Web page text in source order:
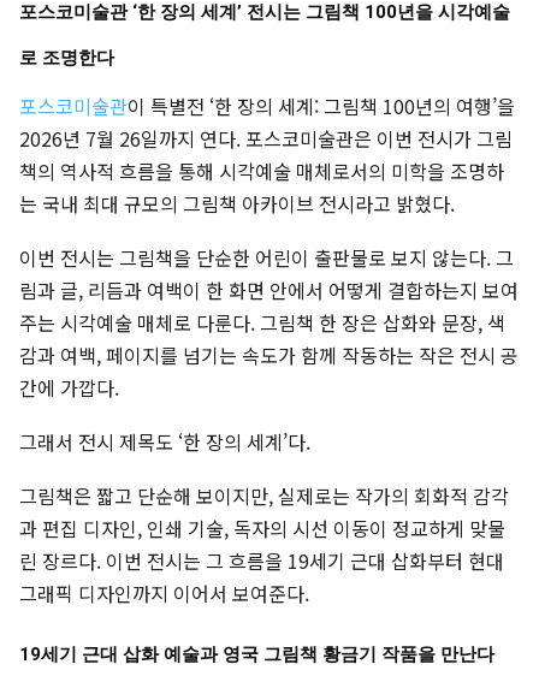
포스코미술관 ‘한 장의 세계’ 전시는 그림책 100년을 시각예술
로 조명한다
포스코미술관이 특별전 ‘한 장의 세계: 그림책 100년의 여행’을
2026년 7월 26일까지 연다. 포스코미술관은 이번 전시가 그림
책의 역사적 흐름을 통해 시각예술 매체로서의 미학을 조명하
는 국내 최대 규모의 그림책 아카이브 전시라고 밝혔다.
이번 전시는 그림책을 단순한 어린이 출판물로 보지 않는다. 그
림과 글, 리듬과 여백이 한 화면 안에서 어떻게 결합하는지 보여
주는 시각예술 매체로 다룬다. 그림책 한 장은 삽화와 문장, 색
감과 여백, 페이지를 넘기는 속도가 함께 작동하는 작은 전시 공
간에 가깝다.
그래서 전시 제목도 ‘한 장의 세계’다.
그림책은 짧고 단순해 보이지만, 실제로는 작가의 회화적 감각
과 편집 디자인, 인쇄 기술, 독자의 시선 이동이 정교하게 맞물
린 장르다. 이번 전시는 그 흐름을 19세기 근대 삽화부터 현대
그래픽 디자인까지 이어서 보여준다.
19세기 근대 삽화 예술과 영국 그림책 황금기 작품을 만난다